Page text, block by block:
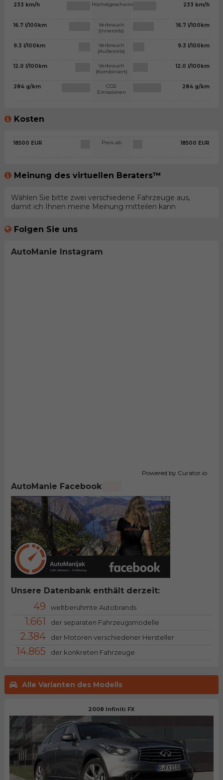
Alle Varianten des Modells
2008 Infiniti FX
233 km/h
16.7 l/100km
9.3 l/100km
12.0 l/100km
284 g/km
Höchstgeschwindigkeit
Verbrauch
(Innerorts)
Verbrauch
(Außerorts)
Verbrauch
(Kombiniert)
CO2
Emissionen
233 km/h
16.7 l/100km
9.3 l/100km
12.0 l/100km
284 g/km
Kosten
18500 EUR Preis ab 18500 EUR
Meinung des virtuellen Beraters™
Wählen Sie bitte zwei verschiedene Fahrzeuge aus,
damit ich Ihnen meine Meinung mitteilen kann
Folgen Sie uns
AutoManie Instagram
Powered by Curator.io
AutoManie Facebook
Unsere Datenbank enthält derzeit:
49 weltberühmte Autobrands
1.661 der separaten Fahrzeugsmodelle
2.384 der Motoren verschiedener Hersteller
14.865 der konkreten Fahrzeuge